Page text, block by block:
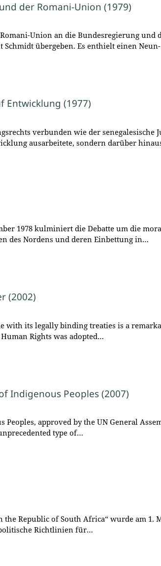
der Romani-Union (1979)
Union an die Bundesregierung
Schmidt übergeben. Es enthielt einen
Entwicklung (1977)
verbunden wie der senegalesische
ausarbeitete, sondern darüber
1978 kulminiert die Debatte um die
des Nordens und deren Einbettung in…
(2002)
its legally binding treaties is a
Rights was adopted…
Indigenous Peoples (2007)
approved by the UN General
type of…
Republic of South Africa“ wurde am 1.
Richtlinien für…